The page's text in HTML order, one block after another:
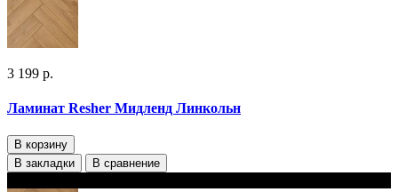
3 199 р.
Ламинат Resher Мидленд Линкольн
В корзину
В закладки
В сравнение